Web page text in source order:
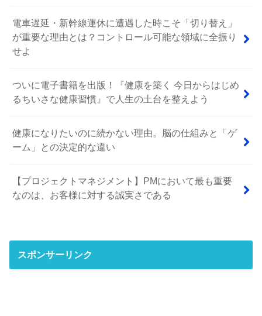
電車遅延・新幹線運休に遭遇した時こそ「切り替え」
が重要な理由とは？コントロール可能な領域に全振り
せよ
ついに電子書籍を出版！『健康を築く 今日からはじめ
るちいさな健康習慣』で人生の土台を整えよう
健康になりたいのに続かない理由。脳の仕組みと「ゲ
ーム」との決定的な違い
【プロジェクトマネジメント】PMにおいて最も重要
なのは、お客様に対する誠実さである
スポンサーリンク